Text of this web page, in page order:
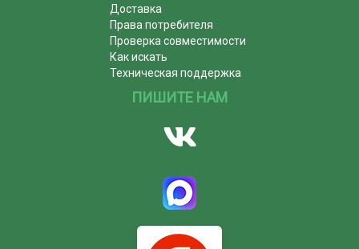
Доставка
Права потребителя
Проверка совместимости
Как искать
Техническая поддержка
ПИШИТЕ НАМ